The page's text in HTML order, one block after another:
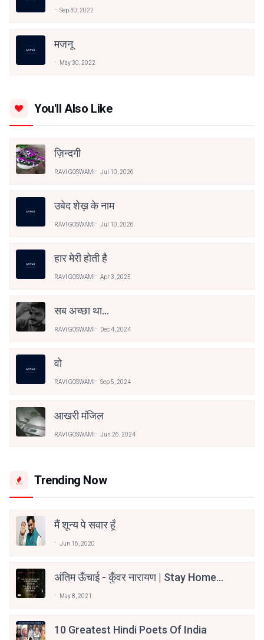
Sep 30, 2022
मजनू
May 30, 2022
You'll Also Like
ज़िन्दगी
RAVI GOSWAMI Jul 10, 2026
उबेद शेख़ के नाम
RAVI GOSWAMI Jul 10, 2026
हार मेरी होती है
RAVI GOSWAMI Apr 3, 2025
सब अच्छा था...
RAVI GOSWAMI Dec 4, 2024
वो
RAVI GOSWAMI Sep 5, 2024
आखरी मंजिल
RAVI GOSWAMI Jun 26, 2024
Trending Now
मैं शून्य पे सवार हूँ
Jun 16, 2020
अंतिम ऊँचाई - कुँवर नारायण | Stay Home
May 8, 2021
10 Greatest Hindi Poets Of India